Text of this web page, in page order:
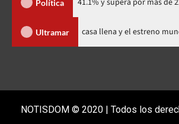
Política
con 41.1% y supera por más de 22 puntos
Ultramar
celebra 15 años con una gala a casa llena y
NOTISDOM © 2020 | Todos los